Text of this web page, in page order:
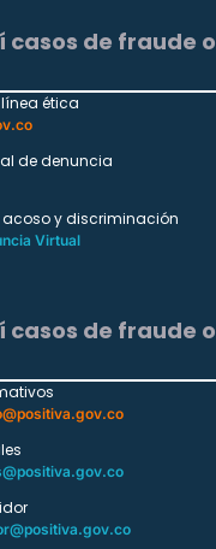
casos de fraude o
ética
de denuncia
y discriminación
Virtual
casos de fraude o